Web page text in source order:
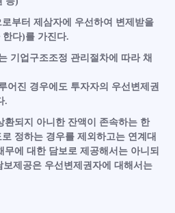
부터 제삼자에 우선하여 변제받을
한다)를 가진다.
기업구조조정 관리절차에 따라 채
어진 경우에도 투자자의 우선변제권
.
되지 아니한 잔액이 존속하는 한
정하는 경우를 제외하고는 연계대
에 대한 담보로 제공해서는 아니되
제공은 우선변제권자에 대해서는